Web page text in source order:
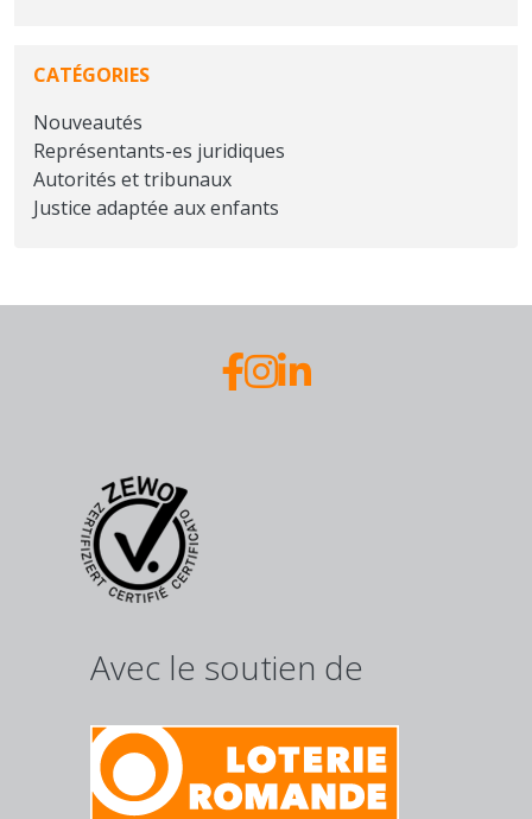
CATÉGORIES
Nouveautés
Représentants-es juridiques
Autorités et tribunaux
Justice adaptée aux enfants
Avec le soutien de